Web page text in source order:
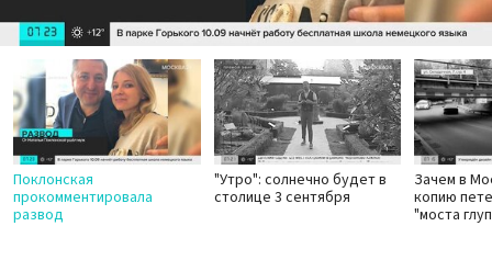
Video
Поклонская
прокомментировала
развод
"Утро": солнечно будет в
столице 3 сентября
Зачем в
копию
"моста